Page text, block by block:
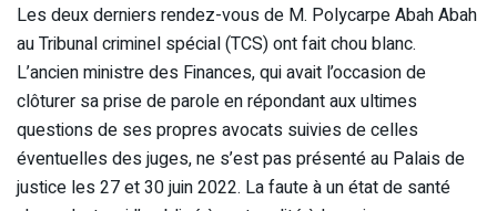
Les deux derniers rendez-vous de M. Polycarpe Abah Abah
au Tribunal criminel spécial (TCS) ont fait chou blanc.
L’ancien ministre des Finances, qui avait l’occasion de
clôturer sa prise de parole en répondant aux ultimes
questions de ses propres avocats suivies de celles
éventuelles des juges, ne s’est pas présenté au Palais de
justice les 27 et 30 juin 2022. La faute à un état de santé